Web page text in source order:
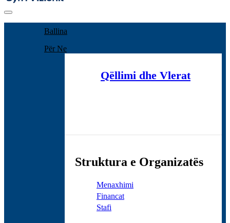
Ballina
Për Ne
Qëllimi dhe Vlerat
Struktura e Organizatës
Menaxhimi
Financat
Stafi